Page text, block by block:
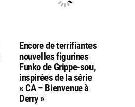
Encore de terrifiantes
nouvelles figurines
Funko de Grippe-sou,
inspirées de la série
« CA – Bienvenue à
Derry »